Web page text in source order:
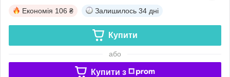
Економія 106 ₴ Залишилось 34 дні
Купити
або
Купити з